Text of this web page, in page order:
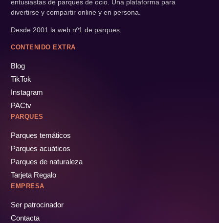
entusiastas de parques de ocio. Una plataforma para
divertirse y compartir online y en persona.
Desde 2001 la web nº1 de parques.
CONTENIDO EXTRA
Blog
TikTok
Instagram
PACtv
PARQUES
Parques temáticos
Parques acuáticos
Parques de naturaleza
Tarjeta Regalo
EMPRESA
Ser patrocinador
Contacta